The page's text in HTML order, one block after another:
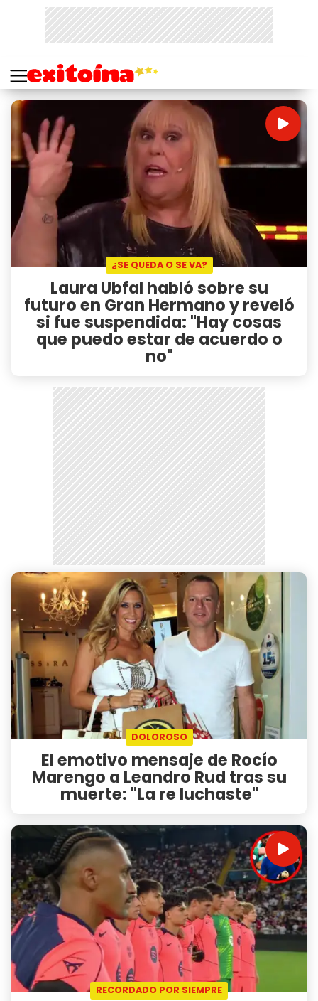
¿SE QUEDA O SE VA?
Laura Ubfal habló sobre su
futuro en Gran Hermano y reveló
si fue suspendida: "Hay cosas
que puedo estar de acuerdo o
no"
DOLOROSO
El emotivo mensaje de Rocío
Marengo a Leandro Rud tras su
muerte: "La re luchaste"
RECORDADO POR SIEMPRE